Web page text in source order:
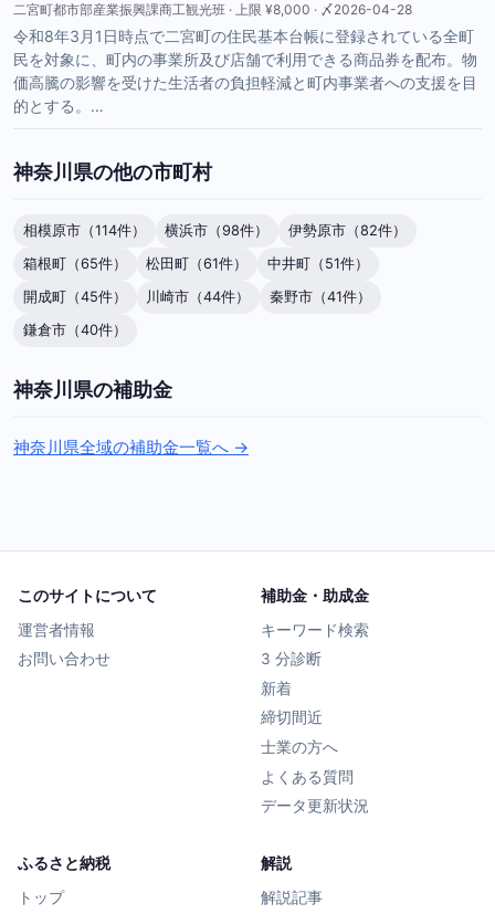
二宮町都市部産業振興課商工観光班 · 上限 ¥8,000 · 〆2026-04-28
令和8年3月1日時点で二宮町の住民基本台帳に登録されている全町
民を対象に、町内の事業所及び店舗で利用できる商品券を配布。物
価高騰の影響を受けた生活者の負担軽減と町内事業者への支援を目
的とする。…
神奈川県の他の市町村
相模原市（114件） 横浜市（98件）
伊勢原市（82件）
箱根町（65件）
松田町（61件）
中井町（51件）
開成町（45件）
川崎市（44件）
秦野市（41件）
鎌倉市（40件）
神奈川県の補助金
神奈川県全域の補助金一覧へ →
このサイトについて
運営者情報
お問い合わせ
補助金・助成金
キーワード検索
3 分診断
新着
締切間近
士業の方へ
よくある質問
データ更新状況
ふるさと納税
トップ
解説
解説記事